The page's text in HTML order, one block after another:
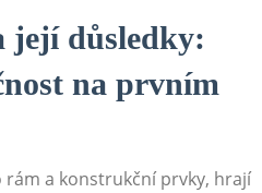
její důsledky:
na prvním⁤
a konstrukční‌ prvky, hrají